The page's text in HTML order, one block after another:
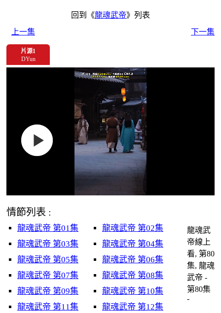
回到《龍魂武帝》列表
上一集
下一集
片源1
DYun
情節列表 :
龍魂武帝 第01集
龍魂武帝 第02集
龍魂武帝 第03集
龍魂武帝 第04集
龍魂武帝 第05集
龍魂武帝 第06集
龍魂武帝 第07集
龍魂武帝 第08集
龍魂武帝 第09集
龍魂武帝 第10集
龍魂武帝 第11集
龍魂武帝 第12集
龍魂武
帝線上
看, 第80
集, 龍魂
武帝 -
第80集
-